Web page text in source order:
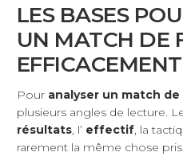
LES BASES
UN MATCH DE
EFFICACEMENT
Pour analyser un match
plusieurs angles de lecture.
résultats, l’ effectif, la
rarement la même chose